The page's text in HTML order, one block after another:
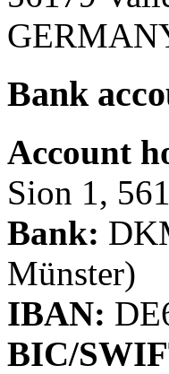
Bank
Account
Sion 1,
Bank:
Münster)
IBAN:
BIC/